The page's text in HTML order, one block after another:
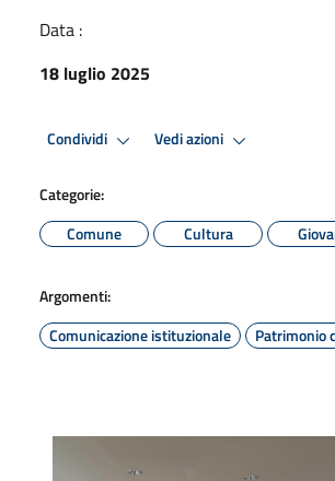
Data :
18 luglio 2025
Condividi Vedi azioni
Categorie:
Comune
Cultura
Argomenti:
Comunicazione istituzionale
Patrimonio